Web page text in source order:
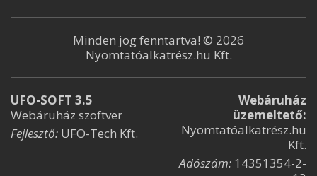
Minden jog fenntartva! © 2026
Nyomtatóalkatrész.hu Kft.
UFO-SOFT 3.5
Webáruház szoftver
Fejlesztő: UFO-Tech Kft.
Webáruház
üzemeltető:
Nyomtatóalkatrész.hu
Kft.
Adószám: 14351354-2-